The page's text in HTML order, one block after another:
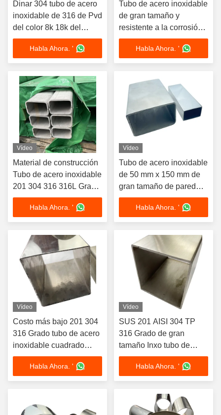
Dinar 304 tubo de acero
inoxidable de 316 de Pvd
del color 8k 18k del
espejo del cuarto de
baño de toalla del
estante del tubo de la
ducha accesorios de los
recintos
Habla Ahora. '
Tubo de acero inoxidable
de gran tamaño y
resistente a la corrosión,
con soldadura, de grado
150 mmx300 mm
Habla Ahora. '
Vídeo
Material de construcción
Tubo de acero inoxidable
201 304 316 316L Grado
de gran tamaño Molino
rectangular
80mmx180mm Tubo de
acero inoxidable
Habla Ahora. '
Vídeo
Tubo de acero inoxidable
de 50 mm x 150 mm de
gran tamaño de pared
gruesa de tubo de metal
inoxidable ASTM A554
201 304 316 tubo
rectangular de acero
inoxidable
Habla Ahora. '
Vídeo
Costo más bajo 201 304
316 Grado tubo de acero
inoxidable cuadrado
espejo mancha
finalizado
200mmx200mm tubo de
tamaño
Habla Ahora. '
Vídeo
SUS 201 AISI 304 TP
316 Grado de gran
tamaño Inxo tubo de
pared gruesa
120mmx120mm de acero
inoxidable tubo cuadrado
Habla Ahora. '